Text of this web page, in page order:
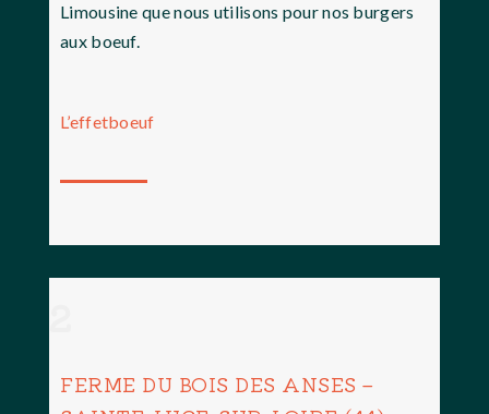
Limousine que nous utilisons pour nos burgers
aux boeuf.
L’effetboeuf
FERME DU BOIS DES ANSES –